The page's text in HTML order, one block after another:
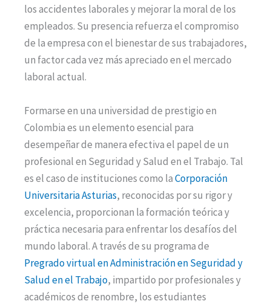
los accidentes laborales y mejorar la moral de los
empleados. Su presencia refuerza el compromiso
de la empresa con el bienestar de sus trabajadores,
un factor cada vez más apreciado en el mercado
laboral actual.
Formarse en una universidad de prestigio en
Colombia es un elemento esencial para
desempeñar de manera efectiva el papel de un
profesional en Seguridad y Salud en el Trabajo. Tal
es el caso de instituciones como laCorporación
Universitaria Asturias, reconocidas por su rigor y
excelencia, proporcionan la formación teórica y
práctica necesaria para enfrentar los desafíos del
mundo laboral. A través de su programa de
Pregrado virtual en Administración en Seguridad y
Salud en el Trabajo, impartido por profesionales y
académicos de renombre, los estudiantes